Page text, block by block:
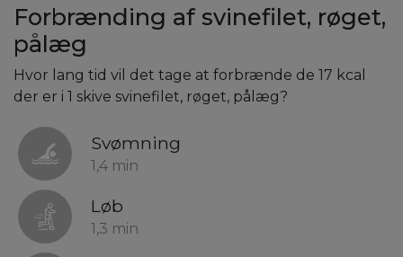
Forbrænding af svinefilet, røget,
pålæg
Hvor lang tid vil det tage at forbrænde de 17 kcal
der er i 1 skive svinefilet, røget, pålæg?
Svømning
1,4 min
Løb
1,3 min